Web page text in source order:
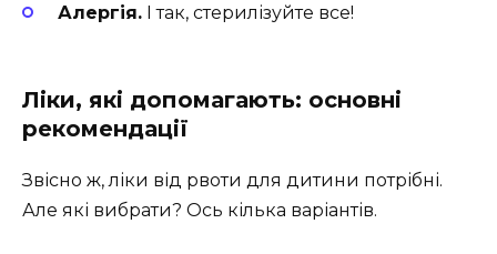
Алергія. І так, стерилізуйте все!
Ліки, які допомагають: основні
рекомендації
Звісно ж, ліки від рвоти для дитини потрібні.
Але які вибрати? Ось кілька варіантів.